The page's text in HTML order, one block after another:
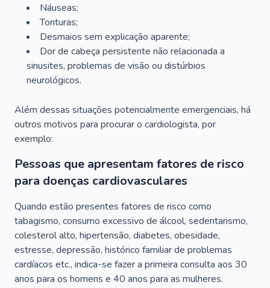
Náuseas;
Tonturas;
Desmaios sem explicação aparente;
Dor de cabeça persistente não relacionada a
sinusites, problemas de visão ou distúrbios
neurológicos.
Além dessas situações potencialmente emergenciais, há
outros motivos para procurar o cardiologista, por
exemplo:
Pessoas que apresentam fatores de risco
para doenças cardiovasculares
Quando estão presentes fatores de risco como
tabagismo, consumo excessivo de álcool, sedentarismo,
colesterol alto, hipertensão, diabetes, obesidade,
estresse, depressão, histórico familiar de problemas
cardíacos etc., indica-se fazer a primeira consulta aos 30
anos para os homens e 40 anos para as mulheres.